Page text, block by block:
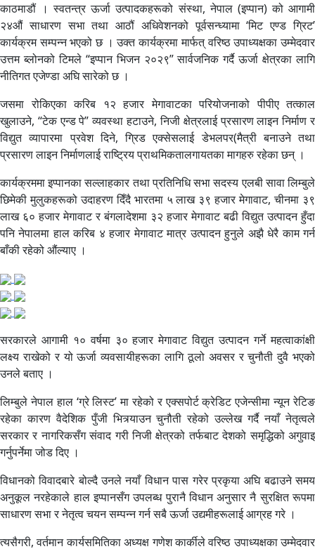
काठमाडौं । स्वतन्त्र ऊर्जा उत्पादकहरूको संस्था, नेपाल (इप्पान) को आगामी
२४औं साधारण सभा तथा आठौं अधिवेशनको पूर्वसन्ध्यामा ‘मिट एण्ड ग्रिट’
कार्यक्रम सम्पन्न भएको छ । उक्त कार्यक्रमा मार्फत् वरिष्ठ उपाध्यक्षका उम्मेदवार
उत्तम ब्लोनको टिमले “इप्पान भिजन २०२९” सार्वजनिक गर्दै ऊर्जा क्षेत्रका लागि
नीतिगत एजेण्डा अघि सारेको छ ।
जसमा रोकिएका करिब १२ हजार मेगावाटका परियोजनाको पीपीए तत्काल
खुलाउने, “टेक एन्ड पे” व्यवस्था हटाउने, निजी क्षेत्रलाई प्रसारण लाइन निर्माण र
विद्युत व्यापारमा प्रवेश दिने, ग्रिड एक्सेसलाई डेभलपर(मैत्री बनाउने तथा
प्रसारण लाइन निर्माणलाई राष्ट्रिय प्राथमिकतालगायतका मागहरु रहेका छन् ।
कार्यक्रममा इप्पानका सल्लाहकार तथा प्रतिनिधि सभा सदस्य एलबी सावा लिम्बुले
छिमेकी मुलुकहरूको उदाहरण दिँदै भारतमा ५ लाख ३९ हजार मेगावाट, चीनमा ३९
लाख ६० हजार मेगावाट र बंगलादेशमा ३२ हजार मेगावाट बढी विद्युत उत्पादन हुँदा
पनि नेपालमा हाल करिब ४ हजार मेगावाट मात्र उत्पादन हुनुले अझै धेरै काम गर्न
बाँकी रहेको औंल्याए ।
सरकारले आगामी १० वर्षमा ३० हजार मेगावाट विद्युत उत्पादन गर्ने महत्वाकांक्षी
लक्ष्य राखेको र यो ऊर्जा व्यवसायीहरूका लागि ठूलो अवसर र चुनौती दुवै भएको
उनले बताए ।
लिम्बुले नेपाल हाल ‘ग्रे लिस्ट’ मा रहेको र एक्सपोर्ट क्रेडिट एजेन्सीमा न्यून रेटिङ
रहेका कारण वैदेशिक पुँजी भित्र्याउन चुनौती रहेको उल्लेख गर्दै नयाँ नेतृत्वले
सरकार र नागरिकसँग संवाद गरी निजी क्षेत्रको तर्फबाट देशको समृद्धिको अगुवाइ
गर्नुपर्नेमा जोड दिए ।
विधानको विवादबारे बोल्दै उनले नयाँ विधान पास गरेर प्रकृया अघि बढाउने समय
अनुकूल नरहेकाले हाल इप्पानसँग उपलब्ध पुरानै विधान अनुसार नै सुरक्षित रूपमा
साधारण सभा र नेतृत्व चयन सम्पन्न गर्न सबै ऊर्जा उद्यमीहरूलाई आग्रह गरे ।
त्यसैगरी, वर्तमान कार्यसमितिका अध्यक्ष गणेश कार्कीले वरिष्ठ उपाध्यक्षका उम्मेदवार